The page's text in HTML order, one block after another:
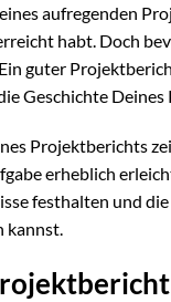
aufregenden
habt. Doch
guter
Geschichte Deines
Projektberichts
erheblich
festhalten und
kannst.